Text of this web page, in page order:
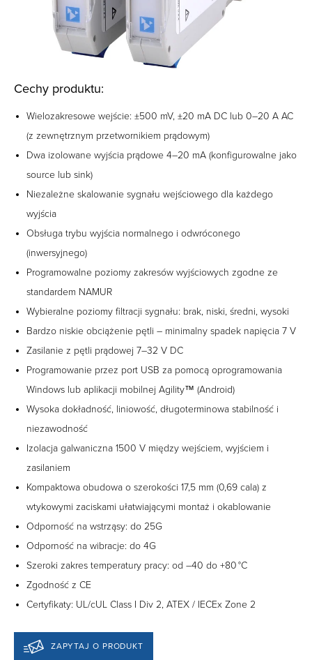
Cechy produktu:
Wielozakresowe wejście: ±500 mV, ±20 mA DC lub 0–20 A AC
(z zewnętrznym przetwornikiem prądowym)
Dwa izolowane wyjścia prądowe 4–20 mA (konfigurowalne jako
source lub sink)
Niezależne skalowanie sygnału wejściowego dla każdego
wyjścia
Obsługa trybu wyjścia normalnego i odwróconego
(inwersyjnego)
Programowalne poziomy zakresów wyjściowych zgodne ze
standardem NAMUR
Wybieralne poziomy filtracji sygnału: brak, niski, średni, wysoki
Bardzo niskie obciążenie pętli – minimalny spadek napięcia 7 V
Zasilanie z pętli prądowej 7–32 V DC
Programowanie przez port USB za pomocą oprogramowania
Windows lub aplikacji mobilnej Agility™ (Android)
Wysoka dokładność, liniowość, długoterminowa stabilność i
niezawodność
Izolacja galwaniczna 1500 V między wejściem, wyjściem i
zasilaniem
Kompaktowa obudowa o szerokości 17,5 mm (0,69 cala) z
wtykowymi zaciskami ułatwiającymi montaż i okablowanie
Odporność na wstrząsy: do 25G
Odporność na wibracje: do 4G
Szeroki zakres temperatury pracy: od –40 do +80 °C
Zgodność z CE
Certyfikaty: UL/cUL Class I Div 2, ATEX / IECEx Zone 2
ZAPYTAJ O PRODUKT